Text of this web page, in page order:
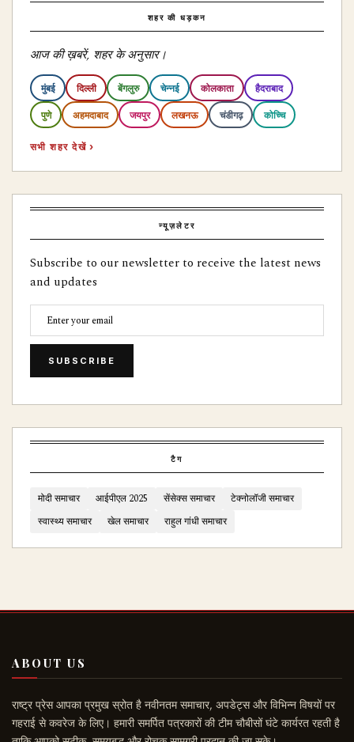
शहर की धड़कन
आज की ख़बरें, शहर के अनुसार।
मुंबई दिल्ली बेंगलुरु चेन्नई कोलकाता हैदराबाद
पुणे अहमदाबाद जयपुर लखनऊ चंडीगढ़ कोच्चि
सभी शहर देखें ›
न्यूज़लेटर
Subscribe to our newsletter to receive the latest news
and updates
SUBSCRIBE
टैग
मोदी समाचार आईपीएल 2025 सेंसेक्स समाचार
टेक्नोलॉजी समाचार
स्वास्थ्य समाचार
खेल समाचार राहुल गांधी समाचार
ABOUT US
राष्ट्र प्रेस आपका प्रमुख स्रोत है नवीनतम समाचार, अपडेट्स और विभिन्न विषयों पर
गहराई से कवरेज के लिए। हमारी समर्पित पत्रकारों की टीम चौबीसों घंटे कार्यरत रहती है